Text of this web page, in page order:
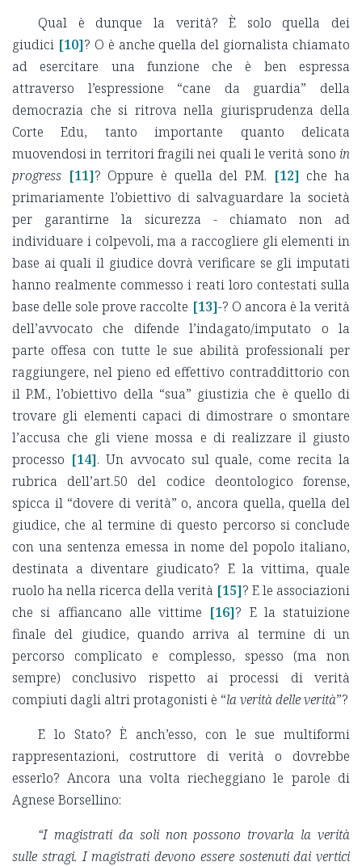
Qual è dunque la verità? È solo quella dei
giudici [10]? O è anche quella del giornalista chiamato
ad esercitare una funzione che è ben espressa
attraverso l’espressione “cane da guardia” della
democrazia che si ritrova nella giurisprudenza della
Corte Edu, tanto importante quanto delicata
muovendosi in territori fragili nei quali le verità sono in
progress [11]? Oppure è quella del P.M. [12] che ha
primariamente l’obiettivo di salvaguardare la società
per garantirne la sicurezza - chiamato non ad
individuare i colpevoli, ma a raccogliere gli elementi in
base ai quali il giudice dovrà verificare se gli imputati
hanno realmente commesso i reati loro contestati sulla
base delle sole prove raccolte [13]-? O ancora è la verità
dell’avvocato che difende l’indagato/imputato o la
parte offesa con tutte le sue abilità professionali per
raggiungere, nel pieno ed effettivo contraddittorio con
il P.M., l’obiettivo della “sua” giustizia che è quello di
trovare gli elementi capaci di dimostrare o smontare
l’accusa che gli viene mossa e di realizzare il giusto
processo [14]. Un avvocato sul quale, come recita la
rubrica dell’art.50 del codice deontologico forense,
spicca il “dovere di verità” o, ancora quella, quella del
giudice, che al termine di questo percorso si conclude
con una sentenza emessa in nome del popolo italiano,
destinata a diventare giudicato? E la vittima, quale
ruolo ha nella ricerca della verità [15]? E le associazioni
che si affiancano alle vittime [16]? E la statuizione
finale del giudice, quando arriva al termine di un
percorso complicato e complesso, spesso (ma non
sempre) conclusivo rispetto ai processi di verità
compiuti dagli altri protagonisti è “la verità delle verità”?
E lo Stato? È anch’esso, con le sue multiformi
rappresentazioni, costruttore di verità o dovrebbe
esserlo? Ancora una volta riecheggiano le parole di
Agnese Borsellino:
“I magistrati da soli non possono trovarla la verità
sulle stragi. I magistrati devono essere sostenuti dai vertici